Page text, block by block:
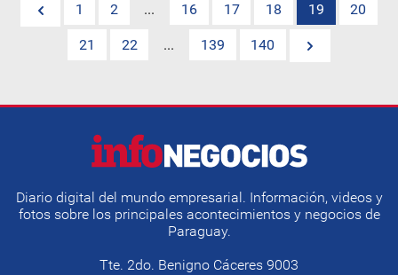
1 2 ... 16 17 18 19 20
21 22 ... 139 140
Diario digital del mundo empresarial. Información, videos y
fotos sobre los principales acontecimientos y negocios de
Paraguay.
Tte. 2do. Benigno Cáceres 9003